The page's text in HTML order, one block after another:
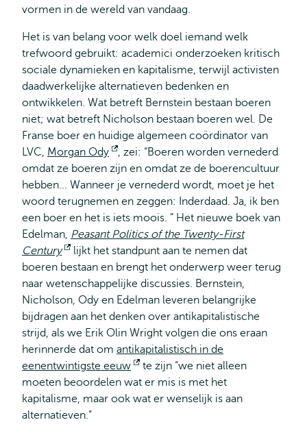
vormen in de wereld van vandaag.
Het is van belang voor welk doel iemand welk
trefwoord gebruikt: academici onderzoeken kritisch
sociale dynamieken en kapitalisme, terwijl activisten
daadwerkelijke alternatieven bedenken en
ontwikkelen. Wat betreft Bernstein bestaan boeren
niet; wat betreft Nicholson bestaan boeren wel. De
Franse boer en huidige algemeen coördinator van
LVC, Morgan Ody
Opent
extern
, zei: “Boeren worden vernederd
omdat ze boeren zijn en omdat ze de boerencultuur
hebben... Wanneer je vernederd wordt, moet je het
woord terugnemen en zeggen: Inderdaad. Ja, ik ben
een boer en het is iets moois. ” Het nieuwe boek van
Edelman, Peasant Politics of the Twenty-First
Century
Opent
extern
lijkt het standpunt aan te nemen dat
boeren bestaan en brengt het onderwerp weer terug
naar wetenschappelijke discussies. Bernstein,
Nicholson, Ody en Edelman leveren belangrijke
bijdragen aan het denken over antikapitalistische
strijd, als we Erik Olin Wright volgen die ons eraan
herinnerde dat om antikapitalistisch in de
eenentwintigste eeuw
Opent
extern
te zijn “we niet alleen
moeten beoordelen wat er mis is met het
kapitalisme, maar ook wat er wenselijk is aan
alternatieven.”